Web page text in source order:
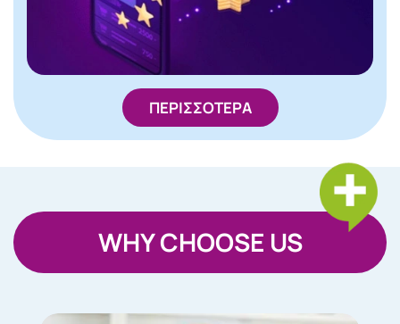
ΠΕΡΙΣΣΟΤΕΡΑ
WHY CHOOSE US